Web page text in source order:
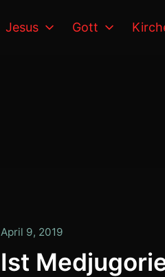
Jesus Gott
April 9, 2019
2019
Ist